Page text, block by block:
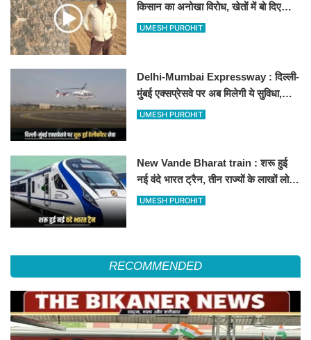
किसान का अनोखा विरोध, खेतों में बो दिए
500-500 रुपए के नोट, वीडियो वायरल
UMESH PUROHIT
Delhi-Mumbai Expressway : दिल्ली-
मुंबई एक्सप्रेसवे पर अब मिलेगी ये सुविधा,
हेलीकॉप्टर सर्विस से तुरंत घायल पहुंचेगा
UMESH PUROHIT
New Vande Bharat train : शरू हुई
नई वंदे भारत ट्रैन, तीन राज्यों के लाखों लोगों
का सफर होगा आसान, देखें पूरा रूटमैप
UMESH PUROHIT
RECOMMENDED